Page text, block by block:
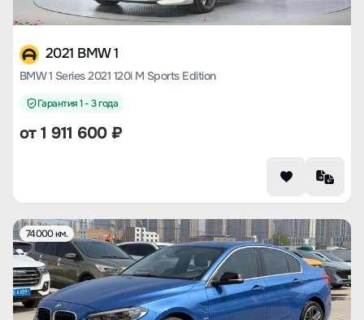
2021 BMW 1
BMW 1 Series 2021 120i M Sports Edition
Гарантия 1 - 3 года
от1 911 600₽
74000 км.